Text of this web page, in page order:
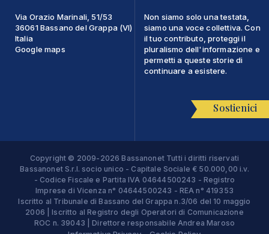
Via Orazio Marinali, 51/53
36061 Bassano del Grappa (VI)
Italia
Google maps
Non siamo solo una testata,
siamo una voce collettiva. Con
il tuo contributo, proteggi il
pluralismo dell'informazione e
permetti a queste storie di
continuare a esistere.
Sostienici
Copyright © 2009-2026 Bassanonet Tutti i diritti riservati
Bassanonet S.r.l. socio unico - Capitale Sociale € 50.000,00 i.v.
- Codice Fiscale e Partita IVA 04644500243 - Registro
Imprese di Vicenza n° 04644500243 - REA n° 419353
Iscritto al Tribunale di Bassano del Grappa n.3/06 del 10 maggio
2006 | Iscritto al Registro degli Operatori di Comunicazione
ROC n. 39043 | Direttore responsabile Andrea Maroso